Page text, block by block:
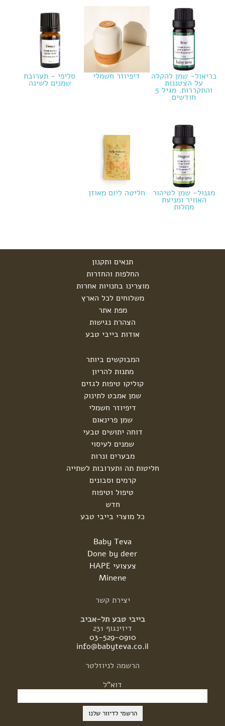
בריאול- שמן להקלה
על הצטננות
והתקררות. מגיל 5
חודשים
דיפיוזר חשמלי סליפי - תערובת
שמנים לשינה
מגנול- שמן לטיהור
האוויר ומניעת
מחלות
חליטה ליום מאוזן
תנאים ותקנון
החלפות והחזרות
מוצרינו בחנויות אחרות
משלוחים לכל הארץ
מפת אתר
הצהרת נגישות
אודות בייבי טבע
המבוקשים ביותר
מתנות להריון
קוליקו טיפות לגזים
שמן אמבט לתינוק
דיפיוזר חשמלי
שמן פרינאום
דוחה יתושים טבעי
שמנים לעיסוי
מבערים ונרות
חליטות תה ותערובות לשתייה
קרמים וסבונים
טיפול וטיפוח
חדש
כל מוצרי בייבי טבע
Baby Teva
Done by deer
צעצועי HAPE
Minene
יצירת קשר
בייבי טבע תל-אביב
דיזינגוף 231
03-529-0910
info@babyteva.co.il
הרשמה לניוזלטר
דוא"ל